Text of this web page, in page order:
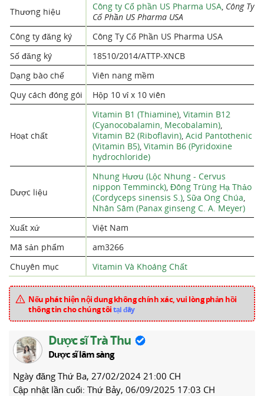
Thương hiệu Công ty Cổ phần US Pharma USA, Công Ty
Cổ Phần US Pharma USA
Công ty đăng ký
Công Ty Cổ Phần US Pharma USA
Số đăng ký
18510/2014/ATTP-XNCB
Dạng bào chế
Viên nang mềm
Quy cách đóng gói
Hộp 10 vỉ x 10 viên
Hoạt chất
Vitamin B1 (Thiamine), Vitamin B12
(Cyanocobalamin, Mecobalamin),
Vitamin B2 (Riboflavin), Acid Pantothenic
(Vitamin B5), Vitamin B6 (Pyridoxine
hydrochloride)
Dược liệu
Nhung Hươu (Lộc Nhung - Cervus
nippon Temminck), Đông Trùng Hạ Thảo
(Cordyceps sinensis S.), Sữa Ong Chúa,
Nhân Sâm (Panax ginseng C. A. Meyer)
Xuất xứ
Việt Nam
Mã sản phẩm
am3266
Chuyên mục
Vitamin Và Khoáng Chất
Nếu phát hiện nội dung không chính xác, vui lòng phản hồi
thông tin cho chúng tôitại đây
Dược sĩ Trà Thu
Dược sĩ lâm sàng
Ngày đăng Thứ Ba, 27/02/2024 21:00 CH
Cập nhật lần cuối: Thứ Bảy, 06/09/2025 17:03 CH